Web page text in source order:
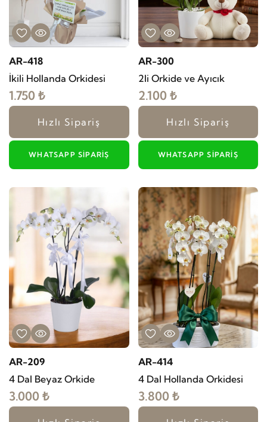
AR-418
İkili Hollanda Orkidesi
1.750 ₺
Hızlı Sipariş
WHATSAPP SIPARIŞ
AR-300
2li Orkide ve Ayıcık
2.100 ₺
Hızlı Sipariş
WHATSAPP SIPARIŞ
AR-209
4 Dal Beyaz Orkide
3.000 ₺
AR-414
4 Dal Hollanda Orkidesi
3.800 ₺